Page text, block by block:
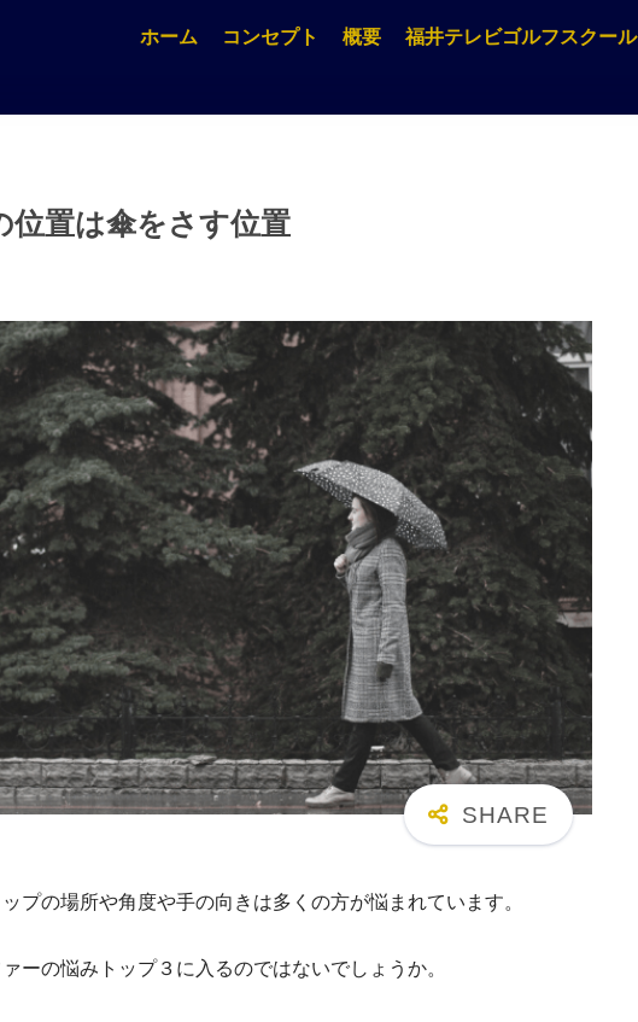
ホーム コンセプト 概要 福井テレビゴルフスクール
位置は傘をさす位置
プの場所や角度や手の向きは多くの方が悩まれています。
ーの悩みトップ３に入るのではないでしょうか。